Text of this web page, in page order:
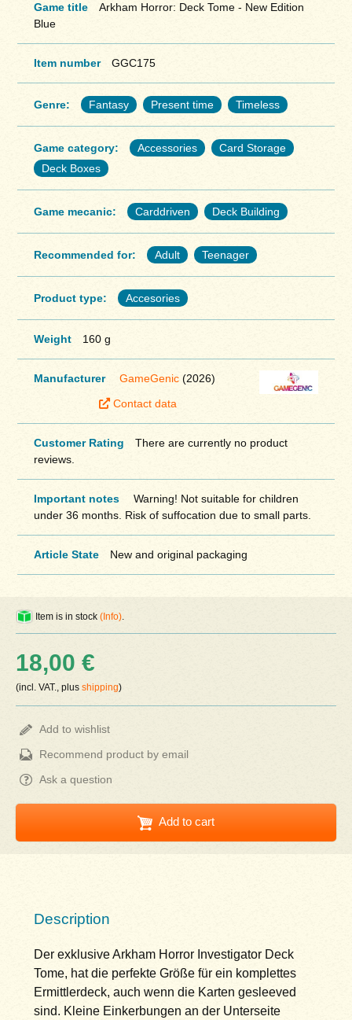
Game title
Arkham Horror: Deck Tome - New Edition
Blue
Item number GGC175
Genre: Fantasy Present time Timeless
Game category: Accessories
Card Storage
Deck Boxes
Game mecanic: Carddriven Deck Building
Recommended for: Adult Teenager
Product type: Accesories
Weight 160 g
Manufacturer GameGenic(2026)
Contact data
Customer Rating
There are currently no product
reviews.
Important notes
Warning! Not suitable for children
under 36 months. Risk of suffocation due to small parts.
Article State New and original packaging
Item is in stock(Info)
18,00 €
(incl. VAT., plusshipping)
Add to wishlist
Recommend product by email
Ask a question
Add to cart
Description
Der exklusive Arkham Horror Investigator Deck
Tome, hat die perfekte Größe für ein komplettes
Ermittlerdeck, auch wenn die Karten gesleeved
sind. Kleine Einkerbungen an der Unterseite